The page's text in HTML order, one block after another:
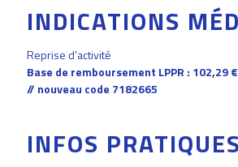
INDICATIONS
Reprise d’activité
Base de remboursement LPPR : 102,29
// nouveau code 7182665
INFOS PRATIQUES